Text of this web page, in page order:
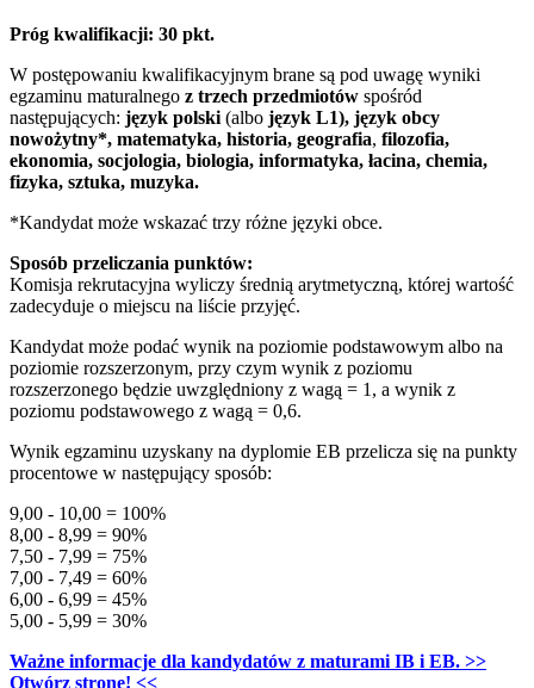
Próg kwalifikacji: 30 pkt.
W postępowaniu kwalifikacyjnym brane są pod uwagę wyniki
egzaminu maturalnego z trzech przedmiotów spośród
następujących: język polski(albo język L1), język obcy
nowożytny*, matematyka, historia, geografia, filozofia,
ekonomia, socjologia, biologia, informatyka, łacina, chemia,
fizyka, sztuka, muzyka.
*Kandydat może wskazać trzy różne języki obce.
Sposób przeliczania punktów:
Komisja rekrutacyjna wyliczy średnią arytmetyczną, której wartość
zadecyduje o miejscu na liście przyjęć.
Kandydat może podać wynik na poziomie podstawowym albo na
poziomie rozszerzonym, przy czym wynik z poziomu
rozszerzonego będzie uwzględniony z wagą = 1, a wynik z
poziomu podstawowego z wagą = 0,6.
Wynik egzaminu uzyskany na dyplomie EB przelicza się na punkty
procentowe w następujący sposób:
9,00 - 10,00 = 100%
8,00 - 8,99 = 90%
7,50 - 7,99 = 75%
7,00 - 7,49 = 60%
6,00 - 6,99 = 45%
5,00 - 5,99 = 30%
Ważne informacje dla kandydatów z maturami IB i EB. >>
Otwórz stronę! <<